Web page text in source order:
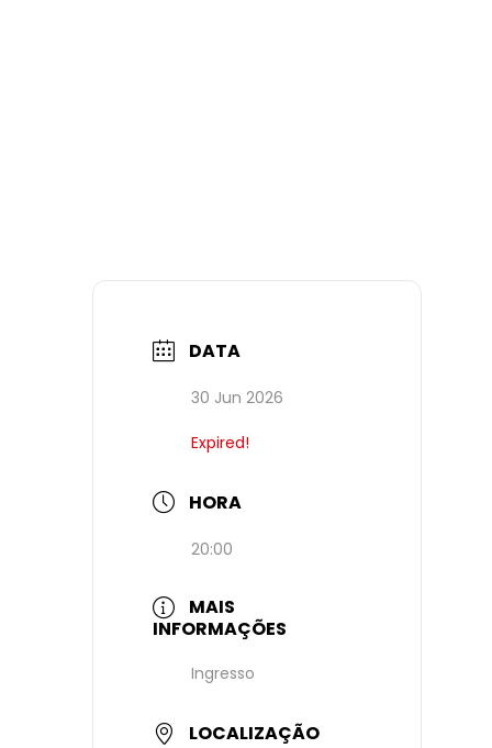
DATA
30 Jun 2026
Expired!
HORA
20:00
MAIS
INFORMAÇÕES
Ingresso
LOCALIZAÇÃO